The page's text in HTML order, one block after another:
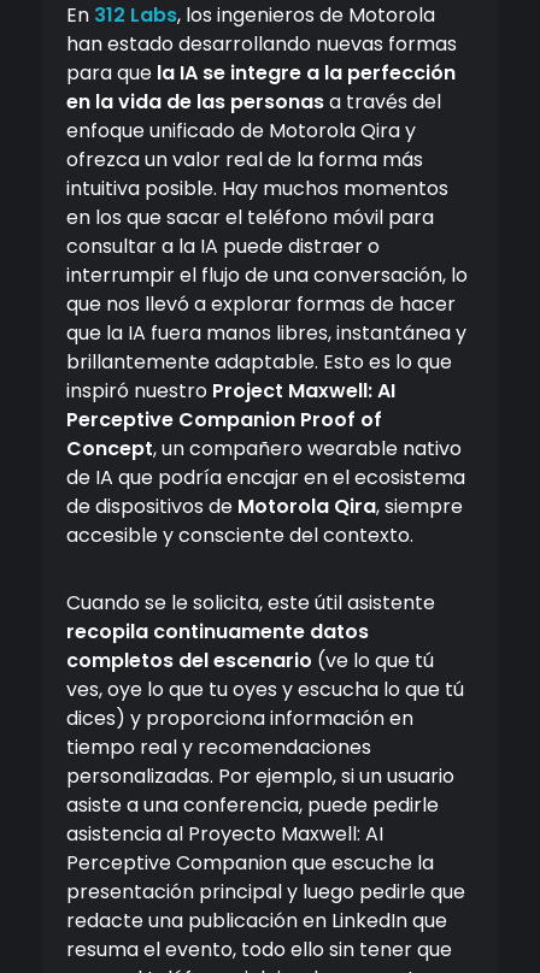
En 312 Labs, los ingenieros de Motorola
han estado desarrollando nuevas formas
para que la IA se integre a la perfección
en la vida de las personasa través del
enfoque unificado de Motorola Qira y
ofrezca un valor real de la forma más
intuitiva posible. Hay muchos momentos
en los que sacar el teléfono móvil para
consultar a la IA puede distraer o
interrumpir el flujo de una conversación, lo
que nos llevó a explorar formas de hacer
que la IA fuera manos libres, instantánea y
brillantemente adaptable. Esto es lo que
inspiró nuestro Project Maxwell: AI
Perceptive Companion Proof of
Concept, un compañero wearable nativo
de IA que podría encajar en el ecosistema
de dispositivos de Motorola Qira, siempre
accesible y consciente del contexto.
Cuando se le solicita, este útil asistente
recopila continuamente datos
completos del escenario (ve lo que tú
ves, oye lo que tu oyes y escucha lo que tú
dices) y proporciona información en
tiempo real y recomendaciones
personalizadas. Por ejemplo, si un usuario
asiste a una conferencia, puede pedirle
asistencia al Proyecto Maxwell: AI
Perceptive Companion que escuche la
presentación principal y luego pedirle que
redacte una publicación en LinkedIn que
resuma el evento, todo ello sin tener que